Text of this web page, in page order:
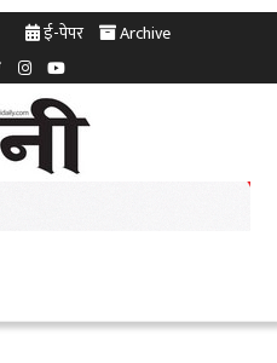
ई-पेपर Archive